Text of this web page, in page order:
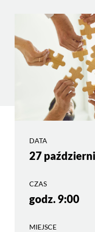
DATA
27
CZAS
godz. 9:00
MIEJSCE